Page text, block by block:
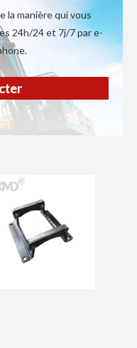
la manière qui vous
24h/24 et 7j/7 par e-